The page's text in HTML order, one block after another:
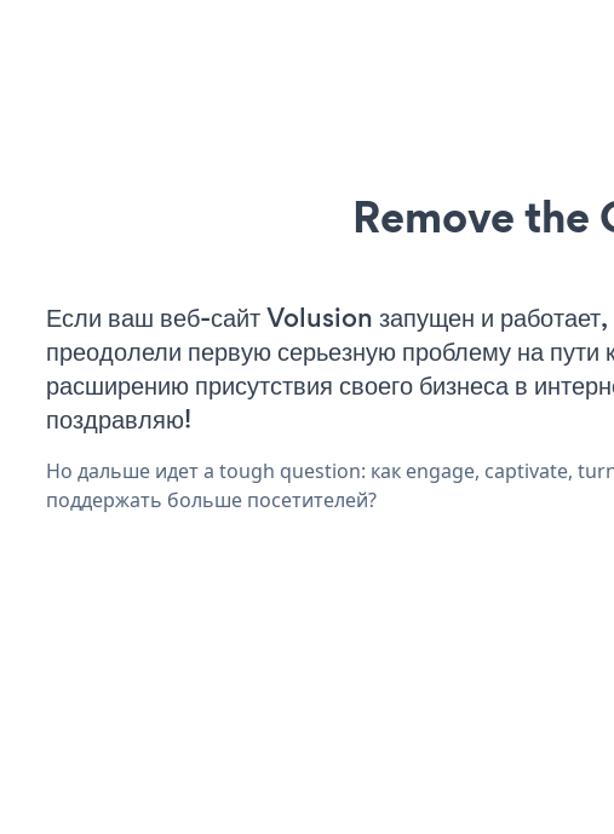
Remove the
Если ваш веб-сайт Volusion запущен и
преодолели первую серьезную проблему на пути
расширению присутствия своего бизнеса в
поздравляю!
Но дальше идет a tough question: как engage, captivate,
поддержать больше посетителей?